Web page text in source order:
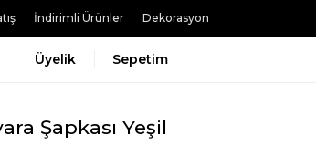
İndirimli Ürünler Dekorasyon
Üyelik Sepetim
Şapkası Yeşil